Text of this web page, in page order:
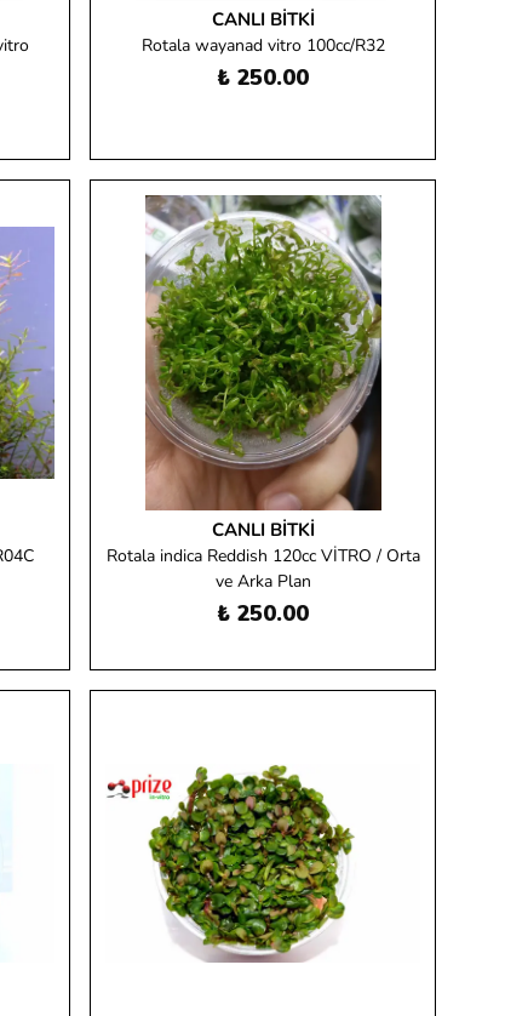
CANLI BITKI
Rotala wayanad vitro 100cc/R32
₺ 250.00
CANLI BITKI
Rotala indica Reddish 120cc VİTRO / Orta
ve Arka Plan
₺ 250.00